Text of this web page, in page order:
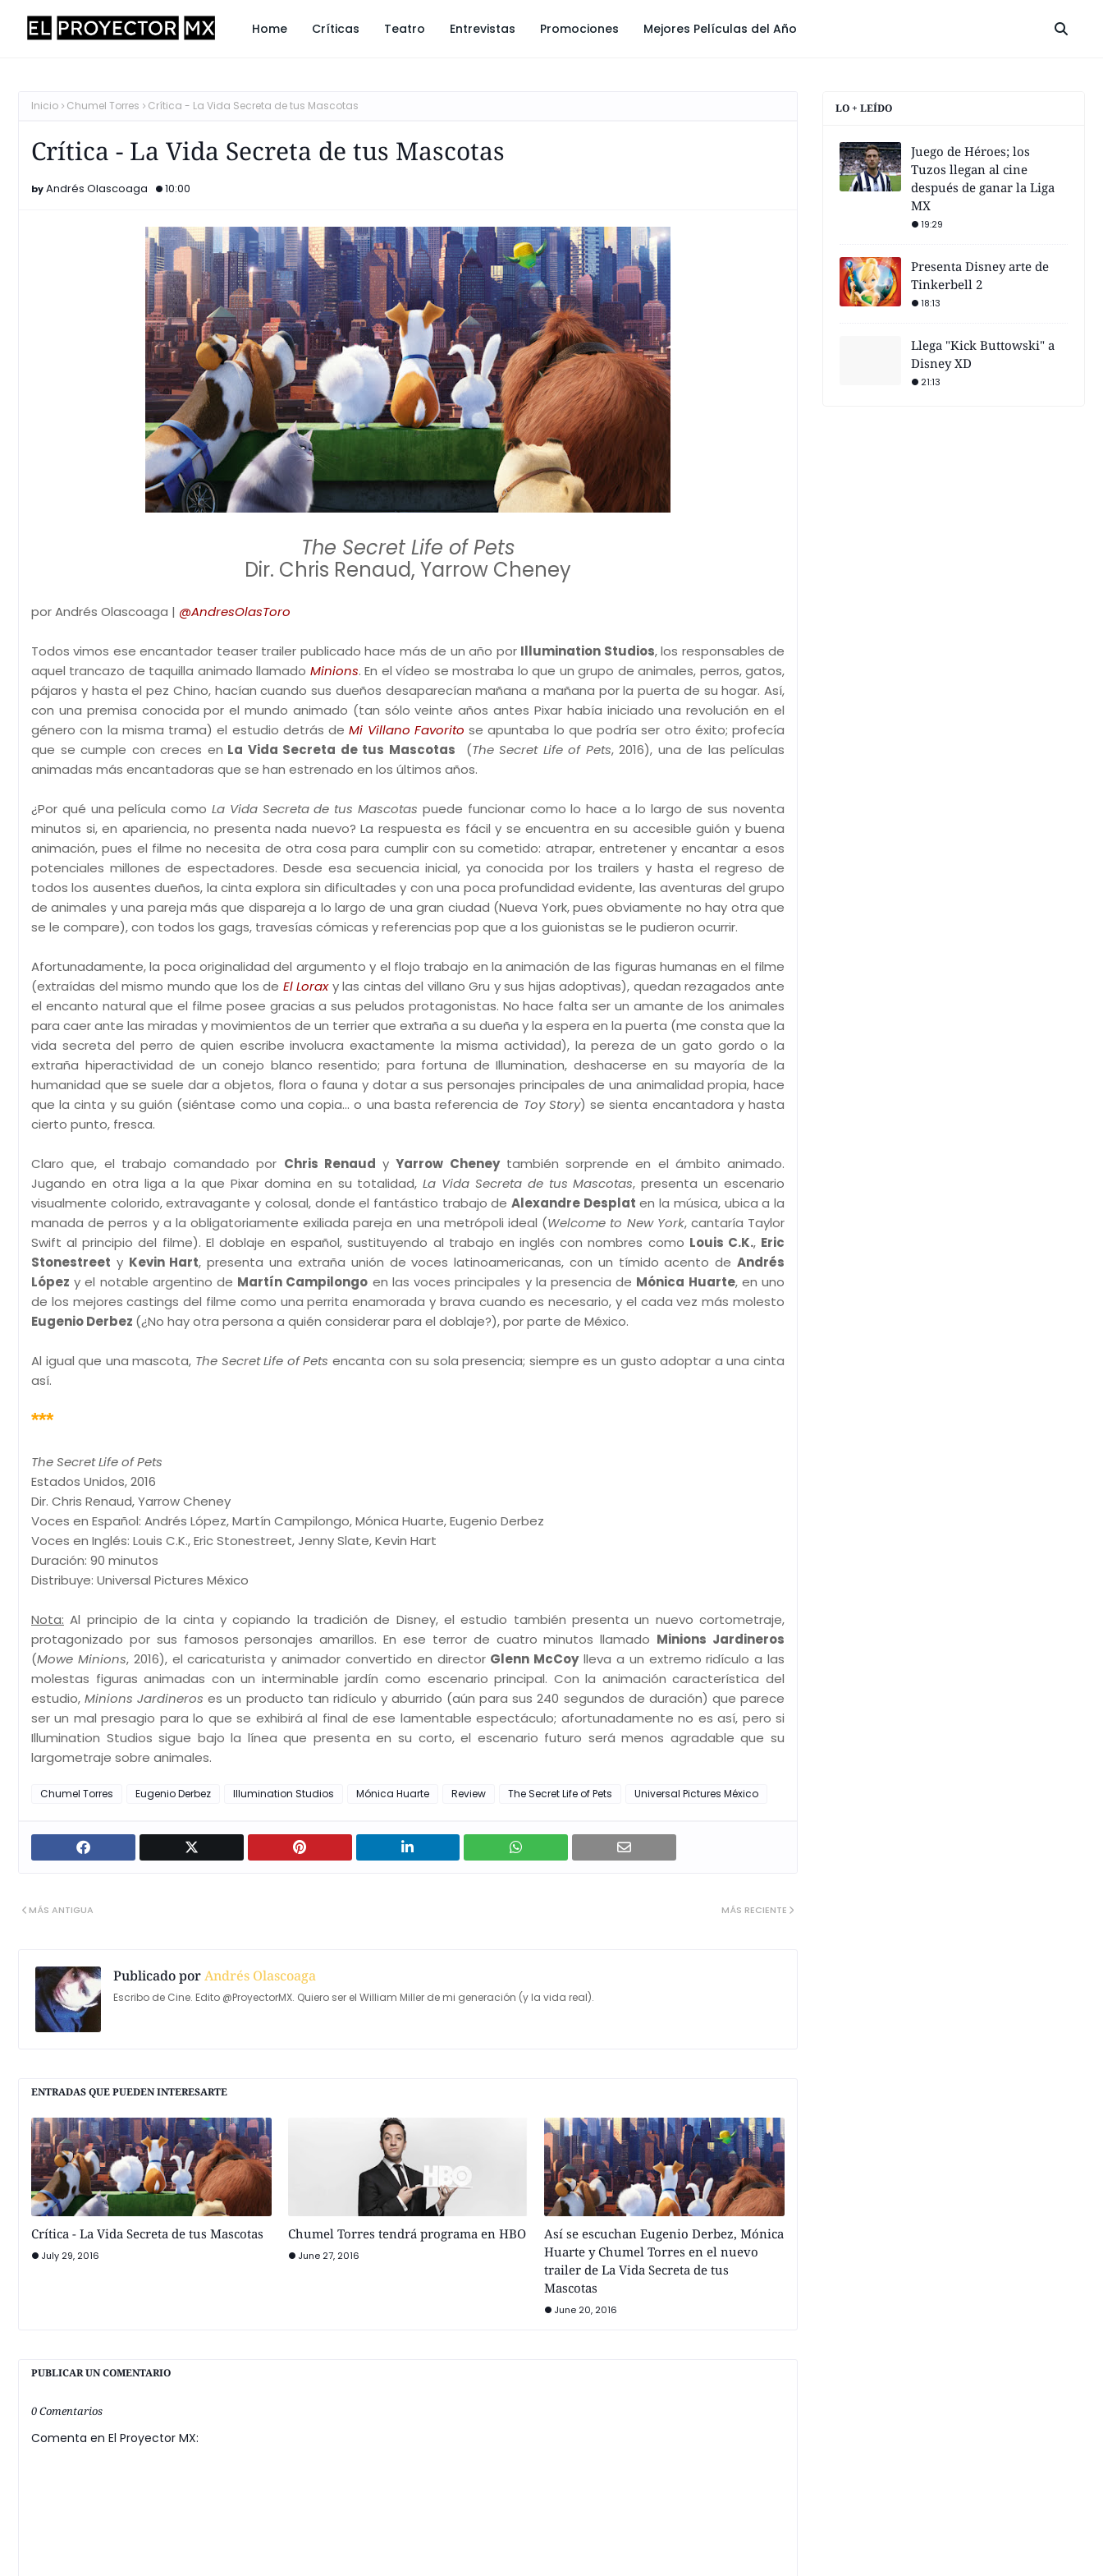
Home Críticas Teatro Entrevistas Promociones Mejores Películas del Año
Inicio Chumel Torres Crítica - La Vida Secreta de tus Mascotas
Crítica - La Vida Secreta de tus Mascotas
Andrés Olascoaga 10:00
The Secret Life of Pets
Dir. Chris Renaud, Yarrow Cheney
por Andrés Olascoaga | @AndresOlasToro
Todos vimos ese encantador teaser trailer publicado hace más de un año por Illumination Studios, los responsables de
aquel trancazo de taquilla animado llamado Minions. En el vídeo se mostraba lo que un grupo de animales, perros, gatos,
pájaros y hasta el pez Chino, hacían cuando sus dueños desaparecían mañana a mañana por la puerta de su hogar. Así,
con una premisa conocida por el mundo animado (tan sólo veinte años antes Pixar había iniciado una revolución en el
género con la misma trama) el estudio detrás deMi Villano Favorito se apuntaba lo que podría ser otro éxito; profecía
que se cumple con creces en La Vida Secreta de tus Mascotas (The Secret Life of Pets, 2016), una de las películas
animadas más encantadoras que se han estrenado en los últimos años.
¿Por qué una película comoLa Vida Secreta de tus Mascotas puede funcionar como lo hace a lo largo de sus noventa
minutos si, en apariencia, no presenta nada nuevo? La respuesta es fácil y se encuentra en su accesible guión y buena
animación, pues el filme no necesita de otra cosa para cumplir con su cometido: atrapar, entretener y encantar a esos
potenciales millones de espectadores. Desde esa secuencia inicial, ya conocida por los trailers y hasta el regreso de
todos los ausentes dueños, la cinta explora sin dificultades y con una poca profundidad evidente, las aventuras del grupo
de animales y una pareja más que dispareja a lo largo de una gran ciudad (Nueva York, pues obviamente no hay otra que
se le compare), con todos los gags, travesías cómicas y referencias pop que a los guionistas se le pudieron ocurrir.
Afortunadamente, la poca originalidad del argumento y el flojo trabajo en la animación de las figuras humanas en el filme
(extraídas del mismo mundo que los de El Loraxy las cintas del villano Gru y sus hijas adoptivas), quedan rezagados ante
el encanto natural que el filme posee gracias a sus peludos protagonistas. No hace falta ser un amante de los animales
para caer ante las miradas y movimientos de un terrier que extraña a su dueña y la espera en la puerta (me consta que la
vida secreta del perro de quien escribe involucra exactamente la misma actividad), la pereza de un gato gordo o la
extraña hiperactividad de un conejo blanco resentido; para fortuna de Illumination, deshacerse en su mayoría de la
humanidad que se suele dar a objetos, flora o fauna y dotar a sus personajes principales de una animalidad propia, hace
que la cinta y su guión (siéntase como una copia... o una basta referencia de Toy Story) se sienta encantadora y hasta
cierto punto, fresca.
Claro que, el trabajo comandado por Chris Renaud yYarrow Cheneytambién sorprende en el ámbito animado.
Jugando en otra liga a la que Pixar domina en su totalidad,La Vida Secreta de tus Mascotas, presenta un escenario
visualmente colorido, extravagante y colosal, donde el fantástico trabajo deAlexandre Desplat en la música, ubica a la
manada de perros y a la obligatoriamente exiliada pareja en una metrópoli ideal (Welcome to New York, cantaría Taylor
Swift al principio del filme). El doblaje en español, sustituyendo al trabajo en inglés con nombres como Louis C.K., Eric
Stonestreet y Kevin Hart, presenta una extraña unión de voces latinoamericanas, con un tímido acento de Andrés
López y el notable argentino de Martín Campilongo en las voces principales y la presencia de Mónica Huarte, en uno
de los mejores castings del filme como una perrita enamorada y brava cuando es necesario, y el cada vez más molesto
Eugenio Derbez (¿No hay otra persona a quién considerar para el doblaje?), por parte de México.
Al igual que una mascota, The Secret Life of Pets encanta con su sola presencia; siempre es un gusto adoptar a una cinta
así.
***
The Secret Life of Pets
Estados Unidos, 2016
Dir. Chris Renaud, Yarrow Cheney
Voces en Español: Andrés López, Martín Campilongo, Mónica Huarte, Eugenio Derbez
Voces en Inglés: Louis C.K., Eric Stonestreet, Jenny Slate, Kevin Hart
Duración: 90 minutos
Distribuye: Universal Pictures México
Nota: Al principio de la cinta y copiando la tradición de Disney, el estudio también presenta un nuevo cortometraje,
protagonizado por sus famosos personajes amarillos. En ese terror de cuatro minutos llamado Minions Jardineros
(Mowe Minions, 2016), el caricaturista y animador convertido en director Glenn McCoylleva a un extremo ridículo a las
molestas figuras animadas con un interminable jardín como escenario principal. Con la animación característica del
estudio,Minions Jardineros es un producto tan ridículo y aburrido (aún para sus 240 segundos de duración) que parece
ser un mal presagio para lo que se exhibirá al final de ese lamentable espectáculo; afortunadamente no es así, pero si
Illumination Studios sigue bajo la línea que presenta en su corto, el escenario futuro será menos agradable que su
largometraje sobre animales.
Chumel Torres Eugenio Derbez Illumination Studios Mónica Huarte Review The Secret Life of Pets Universal Pictures México
MÁS RECIENTE
MÁS ANTIGUA
Publicado porAndrés Olascoaga
Escribo de Cine. Edito @ProyectorMX. Quiero ser el William Miller de mi generación (y la vida real).
ENTRADAS QUE PUEDEN INTERESARTE
Crítica - La Vida Secreta de tus Mascotas
July 29, 2016
Chumel Torres tendrá programa en HBO
June 27, 2016
Así se escuchan Eugenio Derbez, Mónica
Huarte y Chumel Torres en el nuevo
trailer de La Vida Secreta de tus
Mascotas
June 20, 2016
PUBLICAR UN COMENTARIO
0 Comentarios
Comenta en El Proyector MX:
LO + LEÍDO
Juego de Héroes; los
Tuzos llegan al cine
después de ganar la Liga
MX
19:29
Presenta Disney arte de
Tinkerbell 2
18:13
Llega "Kick Buttowski" a
Disney XD
21:13